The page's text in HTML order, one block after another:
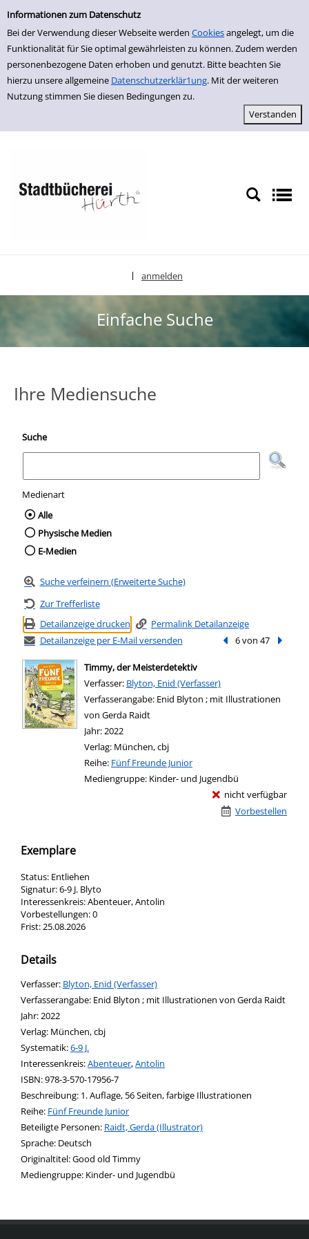
Einfache Suche
Informationen zum Datenschutz
Bei der Verwendung dieser Webseite werden Cookiesangelegt, um die
Funktionalität für Sie optimal gewährleisten zu können. Zudem werden
personenbezogene Daten erhoben und genutzt. Bitte beachten Sie
hierzu unsere allgemeine Datenschutzerklär1ung. Mit der weiteren
Nutzung stimmen Sie diesen Bedingungen zu.
zur Navigation springen
zum Inhalt springen
Zur Detailanzeige springen
anmelden
Einfache Suche
Ihre Mediensuche
Suche
Medienart
Wählen Sie die Medienart nach der Sie
Alle
Physische Medien
E-Medien
Suche verfeinern (Erweiterte Suche)
Zur Trefferliste
Detailanzeige drucken
Permalink Detailanzeige
Detailanzeige per E-Mail versenden
Vorheriger Treffer
6 von 47
Timmy, der Meisterdetektiv
Verfasser: Suche nach diesem Verfasser
Blyton, Enid (Verfasser)
Verfasserangabe: Enid Blyton ; mit Illustrationen
von Gerda Raidt
Jahr:2022
Verlag: München, cbj
Reihe: Fünf Freunde Junior
Mediengruppe: Kinder- und Jugendbü
nicht verfügbar
Vorbestellen
Exemplare
Status: Entliehen
Signatur:6-9 J. Blyto
Interessenkreis:Abenteuer, Antolin
Vorbestellungen:0
Frist:25.08.2026
Details
Verfasser: Suche nach diesem Verfasser
Blyton, Enid (Verfasser)
Verfasserangabe: Enid Blyton ; mit Illustrationen von Gerda Raidt
Jahr:2022
Verlag: München, cbj
opens in new tab
Diesen Link in neuem Tab öffnen
Systematik:Suche nach dieser Systematik
6-9 J.
Interessenkreis:Suche nach diesem Interessenskreis
Abenteuer,Antolin
ISBN:978-3-570-17956-7
Beschreibung: 1. Auflage, 56 Seiten, farbige Illustrationen
Reihe: Fünf Freunde Junior
Beteiligte Personen: Suche nach dieser Beteiligten Person
Raidt, Gerda (Illustrator)
Sprache: Deutsch
Originaltitel:Good old Timmy
Mediengruppe: Kinder- und Jugendbü